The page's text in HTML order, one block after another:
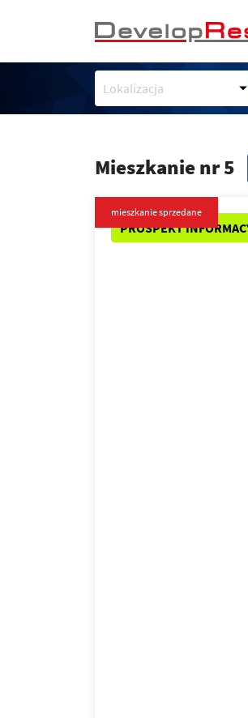
Lokalizacja
Mieszkanie nr 5
PROSPEKT
mieszkanie sprzedane